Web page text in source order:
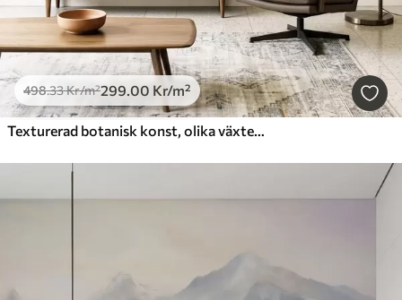
498.33Kr/m²299.00 Kr/m²
Texturerad botanisk konst, olika växter och blad i bruna och beige nyanser